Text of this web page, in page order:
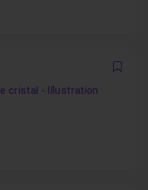
cristal - Illustration